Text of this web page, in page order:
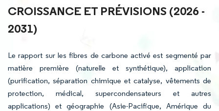
CROISSANCE ET PRÉVISIONS (2026 -
2031)
Le rapport sur les fibres de carbone activé est segmenté par
matière première (naturelle et synthétique), application
(purification, séparation chimique et catalyse, vêtements de
protection, médical, supercondensateurs et autres
applications) et géographie (Asie-Pacifique, Amérique du